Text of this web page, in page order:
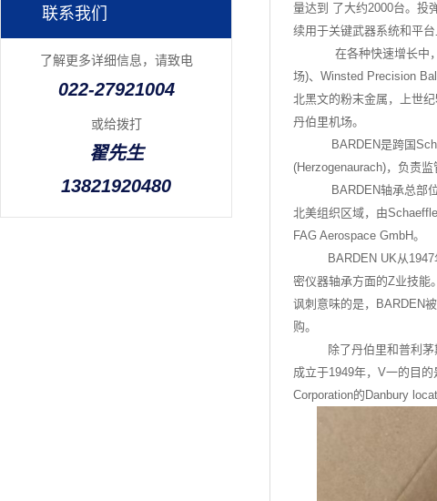
联系我们
了解更多详细信息，请致电
022-27921004
或给拨打
翟先生
13821920480
量达到 了大约2000台。投
续用于关键武器系统和平台
在各种快速增长中，
场)、Winsted Precision
北黑文的粉末金属，上世
丹伯里机场。
BARDEN是跨国
(Herzogenaurach)，负责
BARDEN轴承总部
北美组织区域，由
FAG Aerospace GmbH。
BARDEN UK从1947
密仪器轴承方面的Z业技能
讽刺意味的是，BARDEN
购。
除了丹伯里和普利茅
成立于1949年，V一的目
Corporation的Danbury